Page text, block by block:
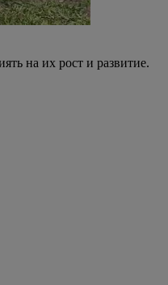
на их рост и развитие.